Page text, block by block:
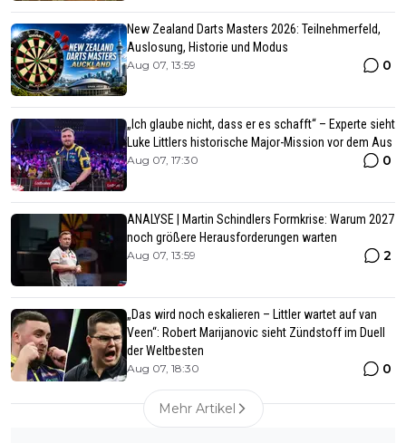
New Zealand Darts Masters 2026: Teilnehmerfeld,
Auslosung, Historie und Modus
Aug 07, 13:59 0
„Ich glaube nicht, dass er es schafft“ – Experte sieht
Luke Littlers historische Major-Mission vor dem Aus
Aug 07, 17:30 0
ANALYSE | Martin Schindlers Formkrise: Warum 2027
noch größere Herausforderungen warten
Aug 07, 13:59 2
„Das wird noch eskalieren – Littler wartet auf van
Veen“: Robert Marijanovic sieht Zündstoff im Duell
der Weltbesten
Aug 07, 18:30 0
Mehr Artikel